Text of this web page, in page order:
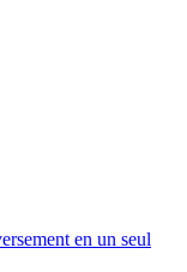
en un seul